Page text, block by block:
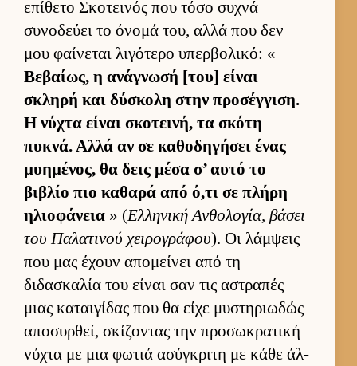
επίθετο Σκοτει­νός που τόσο συχνά
συνοδεύει το όνομά του, αλλά που δεν
μου φαί­νεται λιγότερο υπερ­βολικό: «
Βεβαί­ως, η ανάγνωσή [του] εί­ναι
σκληρή και δύσκολη στην προσέγ­γιση.
Η νύχτα εί­ναι σκοτει­νή, τα σκότη
πυκνά. Αλλά αν σε καθοδηγήσει ένας
μυημένος, θα δεις μέσα σ’ αυτό το
βιβλίο πιο καθαρά από ό,τι σε πλήρη
ηλιο­φάνεια » (Ελ­ληνική Αν­θολογία, βάσει
του Παλατινού χει­ρογράφου). Οι λάμ­ψεις
που μας έχουν απομεί­νει από τη
διδασκαλία του εί­ναι σαν τις αστραπές
μιας καται­γίδας που θα είχε μυστηριω­δώς
αποσυρ­θεί, σκίζοντας την προσωκρατική
νύχτα με μια φωτιά ασύγκριτη με κάθε άλ­